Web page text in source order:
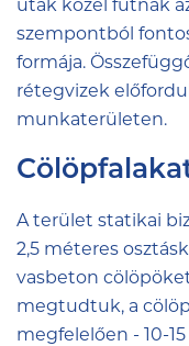
utak közel futnak
szempontból
formája.
rétegvizek
munkaterületen.
A terület statikai
2,5 méteres
vasbeton
megtudtuk, a
megfelelően - 10-